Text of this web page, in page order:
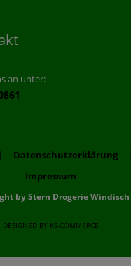
an unter:
| Datenschutzerklärung |
Impressum
by Stern Drogerie Windisch
DESIGNED BY KS-COMMERCE